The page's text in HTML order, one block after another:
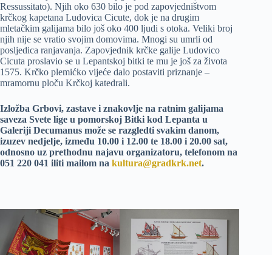
Ressussitato). Njih oko 630 bilo je pod zapovjedništvom
krčkog kapetana Ludovica Cicute, dok je na drugim
mletačkim galijama bilo još oko 400 ljudi s otoka. Veliki broj
njih nije se vratio svojim domovima. Mnogi su umrli od
posljedica ranjavanja. Zapovjednik krčke galije Ludovico
Cicuta proslavio se u Lepantskoj bitki te mu je još za života
1575. Krčko plemićko vijeće dalo postaviti priznanje –
mramornu ploču Krčkoj katedrali.
Izložba Grbovi, zastave i znakovlje na ratnim galijama
saveza Svete lige u pomorskoj Bitki kod Lepanta u
Galeriji Decumanus može se razgledti svakim danom,
izuzev nedjelje, između 10.00 i 12.00 te 18.00 i 20.00 sat,
odnosno uz prethodnu najavu organizatoru, telefonom na
051 220 041 iliti mailom na kultura@gradkrk.net.